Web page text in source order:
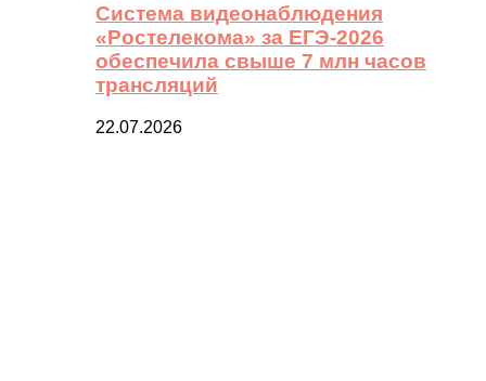
Система видеонаблюдения
«Ростелекома» за ЕГЭ-2026
обеспечила свыше 7 млн часов
трансляций
22.07.2026